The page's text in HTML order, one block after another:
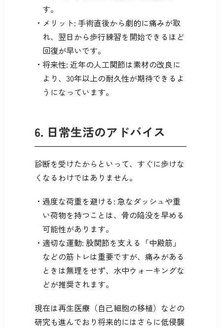
す。
メリット: 手術直後から劇的に痛みが取
れ、翌日から歩行練習を開始できるほど
回復が早いです。
将来性: 近年の人工関節は素材の改良に
より、30年以上の耐久性が期待できるよ
うになっています。
6. 日常生活のアドバイス
診断を受けたからといって、すぐに歩けな
くなるわけではありません。
過度な荷重を避ける: 急なダッシュや重
い荷物を持つことは、骨の陥没を早める
可能性があります。
適切な運動: 股関節を支える「中殿筋」
などの筋トレは重要ですが、痛みがある
ときは無理をせず、水中ウォーキングな
どが推奨されます。
現在は再生医療（自己細胞の移植）などの
研究も進んでおり将来的にはさらに低侵襲